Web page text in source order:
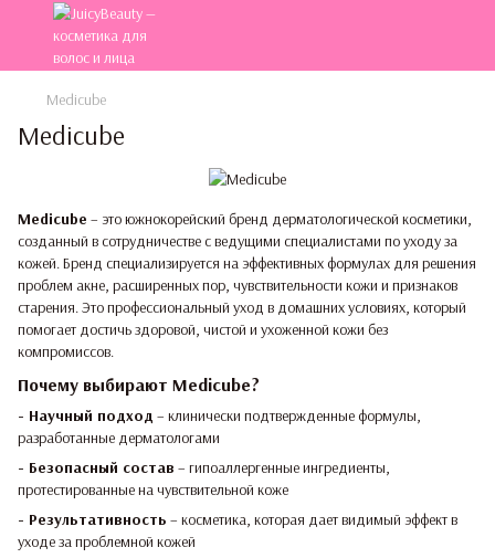
Medicube
Medicube
Medicube – это южнокорейский бренд дерматологической косметики,
созданный в сотрудничестве с ведущими специалистами по уходу за
кожей. Бренд специализируется на эффективных формулах для решения
проблем акне, расширенных пор, чувствительности кожи и признаков
старения. Это профессиональный уход в домашних условиях, который
помогает достичь здоровой, чистой и ухоженной кожи без
компромиссов.
Почему выбирают Medicube?
- Научный подход – клинически подтвержденные формулы,
разработанные дерматологами
- Безопасный состав – гипоаллергенные ингредиенты,
протестированные на чувствительной коже
- Результативность – косметика, которая дает видимый эффект в
уходе за проблемной кожей